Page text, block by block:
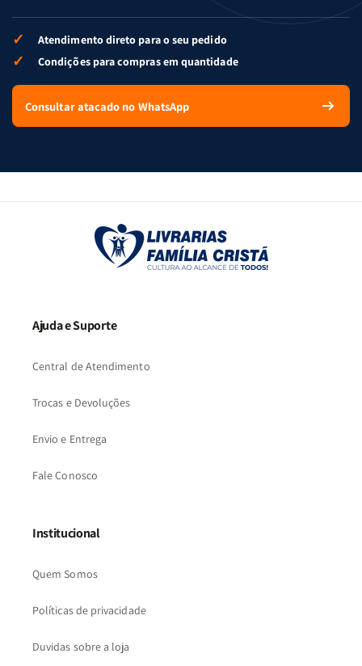
✓ Atendimento direto para o seu pedido
✓ Condições para compras em quantidade
Consultar atacado no WhatsApp
Ajuda e Suporte
Central de Atendimento
Trocas e Devoluções
Envio e Entrega
Fale Conosco
Institucional
Quem Somos
Políticas de privacidade
Duvidas sobre a loja